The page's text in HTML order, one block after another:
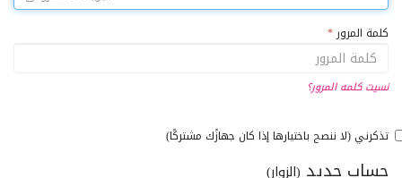
كلمة المرور *
نسيت كلمه المرور؟
تذكرني (لا ننصح باختيارها إذا كان جهازًك مشتركًا)
حساب جديد (الزوار)